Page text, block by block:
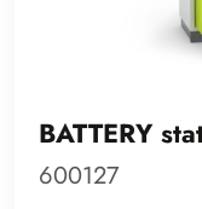
BATTERY
600127